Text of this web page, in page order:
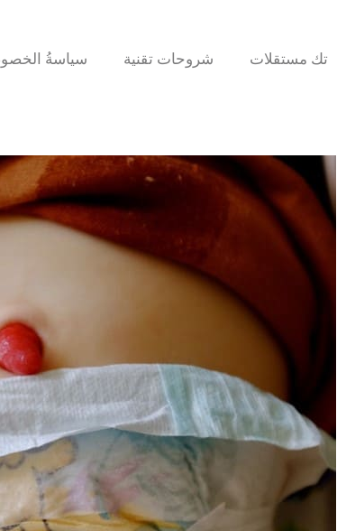
تك مستقلات شروحات تقنية سياسةُ